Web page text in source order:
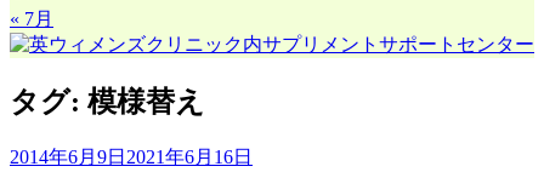
« 7月
タグ: 模様替え
2014年6月9日 2021年6月16日